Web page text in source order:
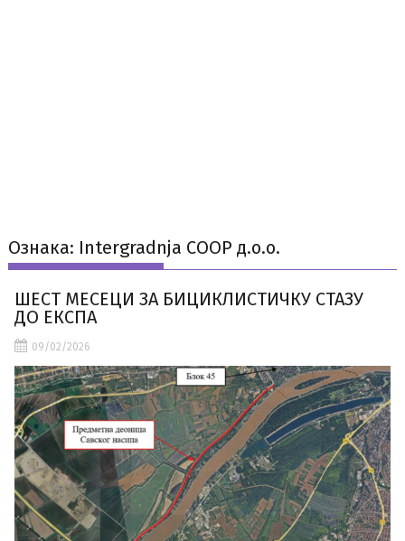
Ознака: Intergradnja CООP д.о.о.
ШЕСТ МЕСЕЦИ ЗА БИЦИКЛИСТИЧКУ СТАЗУ
ДО ЕКСПА
09/02/2026